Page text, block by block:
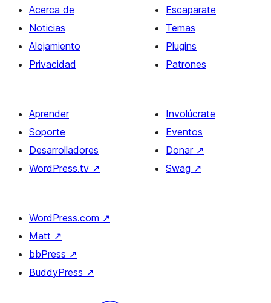
Acerca de
Noticias
Alojamiento
Privacidad
Escaparate
Temas
Plugins
Patrones
Aprender
Soporte
Desarrolladores
WordPress.tv ↗
Involúcrate
Eventos
Donar ↗
Swag ↗
WordPress.com ↗
Matt ↗
bbPress ↗
BuddyPress ↗